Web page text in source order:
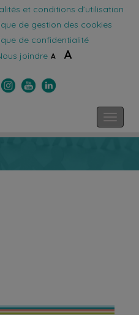
et conditions d’utilisation
de gestion des cookies
de confidentialité
joindre A A